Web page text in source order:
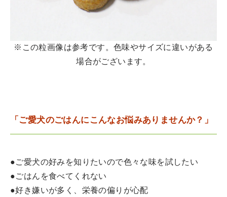
※この粒画像は参考です。色味やサイズに違いがある
場合がございます。
「ご愛犬のごはんにこんなお悩みありませんか？」
●ご愛犬の好みを知りたいので色々な味を試したい
●ごはんを食べてくれない
●好き嫌いが多く、栄養の偏りが心配